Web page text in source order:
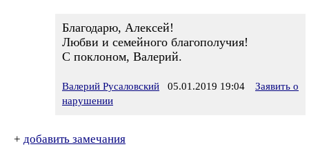
Благодарю, Алексей!
Любви и семейного благополучия!
С поклоном, Валерий.
Валерий Русаловский 05.01.2019 19:04
Заявить о
нарушении
+ добавить замечания